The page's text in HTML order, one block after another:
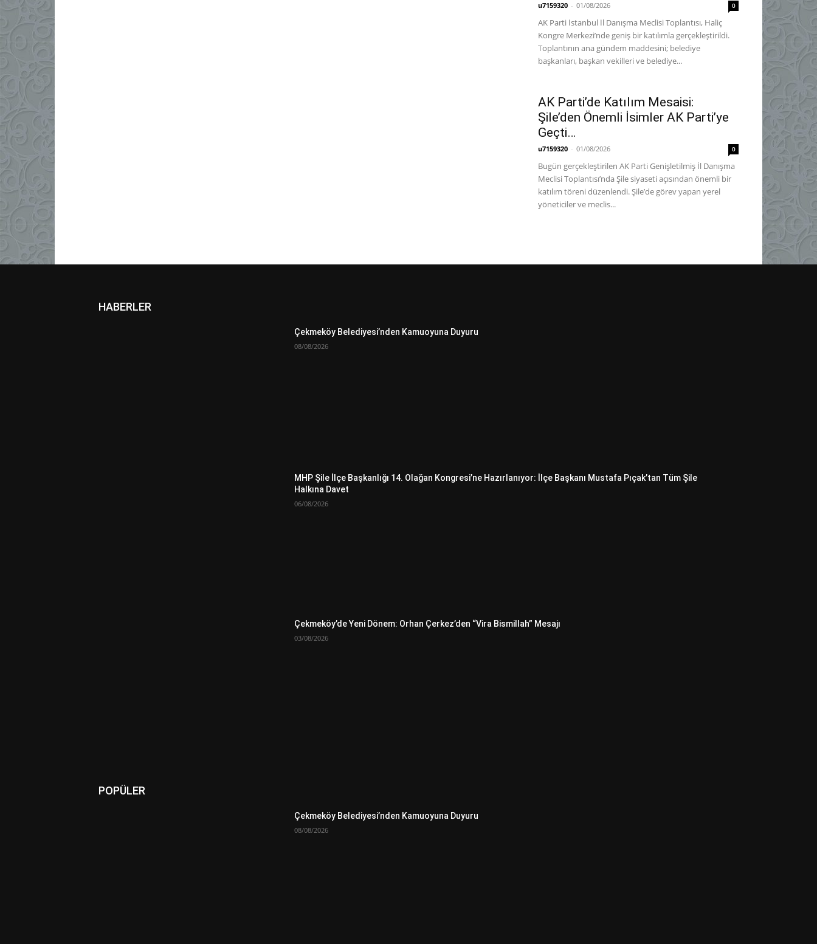
u7159320 - 01/08/2026 0
AK Parti İstanbul İl Danışma Meclisi Toplantısı, Haliç
Kongre Merkezi’nde geniş bir katılımla gerçekleştirildi.
Toplantının ana gündem maddesini; belediye
başkanları, başkan vekilleri ve belediye...
AK Parti’de Katılım Mesaisi:
Şile’den Önemli İsimler AK Parti’ye
Geçti…
u7159320 - 01/08/2026 0
Bugün gerçekleştirilen AK Parti Genişletilmiş İl Danışma
Meclisi Toplantısı’nda Şile siyaseti açısından önemli bir
katılım töreni düzenlendi. Şile’de görev yapan yerel
yöneticiler ve meclis...
HABERLER
Çekmeköy Belediyesi’nden Kamuoyuna Duyuru
08/08/2026
MHP Şile İlçe Başkanlığı 14. Olağan Kongresi’ne Hazırlanıyor: İlçe Başkanı Mustafa Pıçak’tan Tüm Şile
Halkına Davet
06/08/2026
Çekmeköy’de Yeni Dönem: Orhan Çerkez’den “Vira Bismillah” Mesajı
03/08/2026
POPÜLER
Çekmeköy Belediyesi’nden Kamuoyuna Duyuru
08/08/2026